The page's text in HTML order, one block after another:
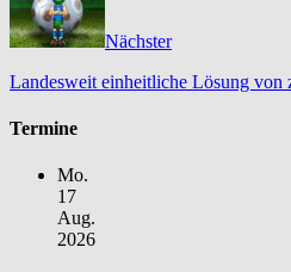
Nächster
Landesweit einheitliche Lösung von
Termine
Mo.
17
Aug.
2026